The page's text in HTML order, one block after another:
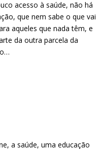
acesso à saúde, não há
que nem sabe o que vai
aqueles que nada têm, e
da outra parcela da
a saúde, uma educação